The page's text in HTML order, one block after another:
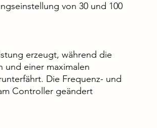
von 30 und 100
erzeugt, während die
und einer maximalen
Die Frequenz- und
Controller geändert